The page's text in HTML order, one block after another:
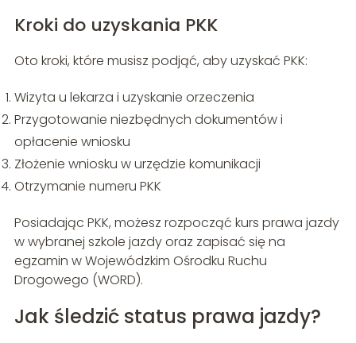
Kroki do uzyskania PKK
Oto kroki, które musisz podjąć, aby uzyskać PKK:
Wizyta u lekarza i uzyskanie orzeczenia
Przygotowanie niezbędnych dokumentów i
opłacenie wniosku
Złożenie wniosku w urzędzie komunikacji
Otrzymanie numeru PKK
Posiadając PKK, możesz rozpocząć kurs prawa jazdy
w wybranej szkole jazdy oraz zapisać się na
egzamin w Wojewódzkim Ośrodku Ruchu
Drogowego (WORD).
Jak śledzić status prawa jazdy?